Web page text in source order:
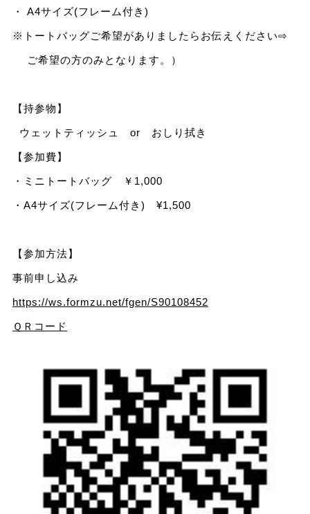
・ A4サイズ(フレーム付き)
※トートバッグご希望がありましたらお伝えください⇨
ご希望の方のみとなります。）
【持参物】
ウェットティッシュ or おしり拭き
【参加費】
・ミニトートバッグ ￥1,000
・A4サイズ(フレーム付き) ¥1,500
【参加方法】
事前申し込み
https://ws.formzu.net/fgen/S90108452
ＱＲコード